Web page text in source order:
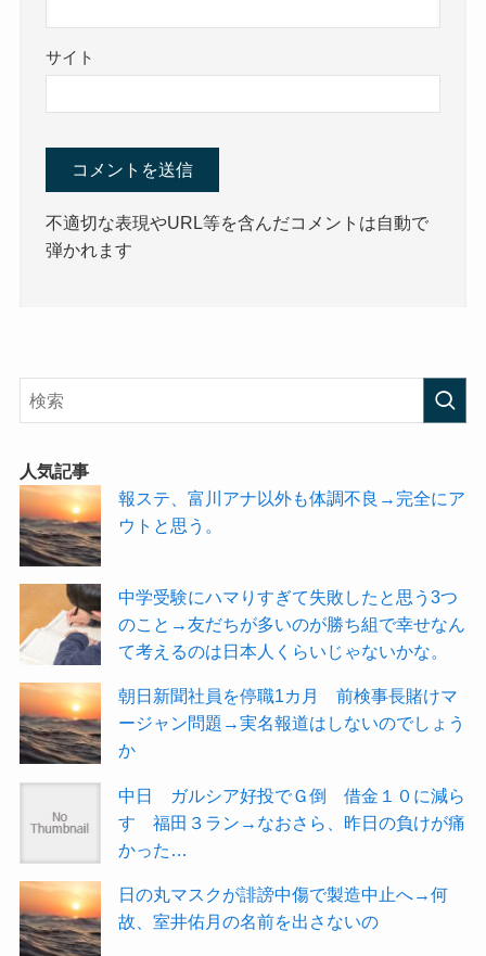
サイト
不適切な表現やURL等を含んだコメントは自動で
弾かれます
人気記事
報ステ、富川アナ以外も体調不良→完全にア
ウトと思う。
中学受験にハマりすぎて失敗したと思う3つ
のこと→友だちが多いのが勝ち組で幸せなん
て考えるのは日本人くらいじゃないかな。
朝日新聞社員を停職1カ月 前検事長賭けマ
ージャン問題→実名報道はしないのでしょう
か
中日 ガルシア好投でＧ倒 借金１０に減ら
す 福田３ラン→なおさら、昨日の負けが痛
かった…
日の丸マスクが誹謗中傷で製造中止へ→何
故、室井佑月の名前を出さないの